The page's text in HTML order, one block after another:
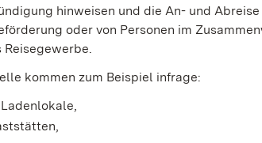
hinweisen und die An- und
oder von Personen im
kommen zum Beispiel infrage: